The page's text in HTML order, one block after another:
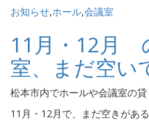
お知らせ,ホール,会議室
11月・12月
室、まだ空い
松本市内でホールや会議室の貸
11月・12月で、まだ空きがあ